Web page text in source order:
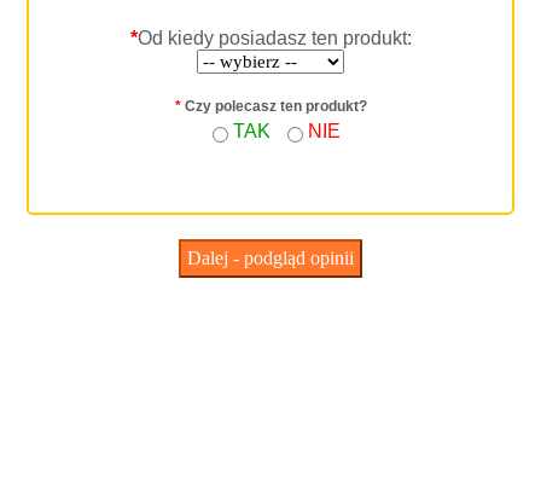
*Od kiedy posiadasz ten produkt:
*Czy polecasz ten produkt?
TAK NIE